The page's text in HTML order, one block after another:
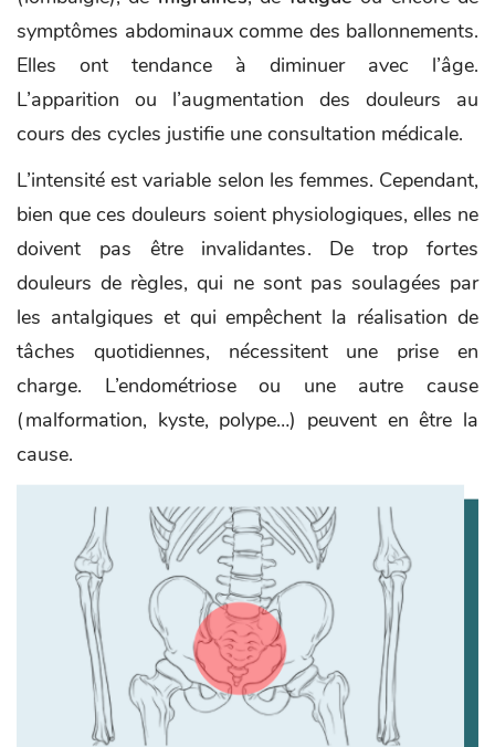
symptômes abdominaux comme des ballonnements.
Elles ont tendance à diminuer avec l’âge.
L’apparition ou l’augmentation des douleurs au
cours des cycles justifie une consultation médicale.
L’intensité est variable selon les femmes. Cependant,
bien que ces douleurs soient physiologiques, elles ne
doivent pas être invalidantes. De trop fortes
douleurs de règles, qui ne sont pas soulagées par
les antalgiques et qui empêchent la réalisation de
tâches quotidiennes, nécessitent une prise en
charge. L’endométriose ou une autre cause
(malformation, kyste, polype…) peuvent en être la
cause.